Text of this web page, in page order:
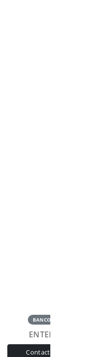
BANCOS Y GOB
ENTERPRISE
contactar ventas